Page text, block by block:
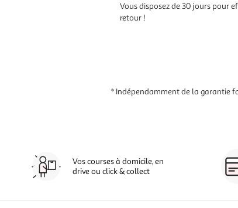
Vous disposez de 30 jours pour
retour !
* Indépendamment de la garantie
Vos courses à domicile, en
drive ou click & collect